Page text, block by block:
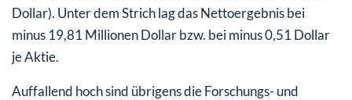
Dollar). Unter dem Strich lag das Nettoergebnis bei
minus 19,81 Millionen Dollar bzw. bei minus 0,51 Dollar
je Aktie.
Auffallend hoch sind übrigens die Forschungs- und